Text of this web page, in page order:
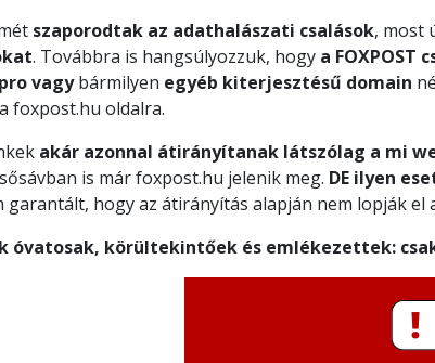
szaporodtak az adathalászati csalások, most
. Továbbra is hangsúlyozzuk, hogy a FOXPOST
vagybármilyen egyéb kiterjesztésű domain
foxpost.hu oldalra.
akár azonnal átirányítanak látszólag a mi
is már foxpost.hu jelenik meg. DE ilyen
garantált, hogy az átirányítás alapján nem lopják el
óvatosak, körültekintőek és emlékezettek: